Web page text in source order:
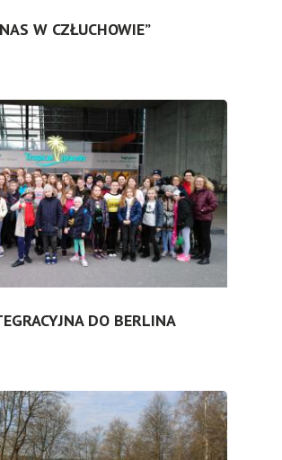
W CZŁUCHOWIE”
DO BERLINA